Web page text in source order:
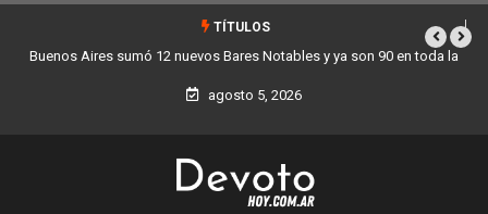
TÍTULOS
en toda la Los stands móviles de la Ciudad llegan esta semana a Villa
agosto 5, 2026